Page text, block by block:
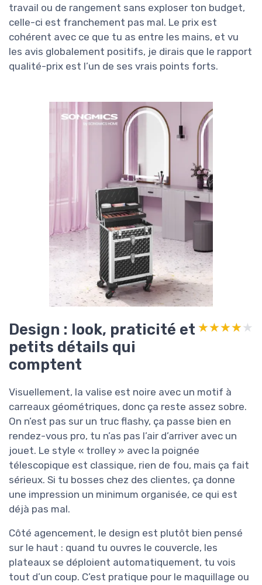
travail ou de rangement sans exploser ton budget,
celle-ci est franchement pas mal. Le prix est
cohérent avec ce que tu as entre les mains, et vu
les avis globalement positifs, je dirais que le rapport
qualité-prix est l’un de ses vrais points forts.
Design : look, praticité et
petits détails qui
comptent
★★★★★
★★★★★
Visuellement, la valise est noire avec un motif à
carreaux géométriques, donc ça reste assez sobre.
On n’est pas sur un truc flashy, ça passe bien en
rendez-vous pro, tu n’as pas l’air d’arriver avec un
jouet. Le style « trolley » avec la poignée
télescopique est classique, rien de fou, mais ça fait
sérieux. Si tu bosses chez des clientes, ça donne
une impression un minimum organisée, ce qui est
déjà pas mal.
Côté agencement, le design est plutôt bien pensé
sur le haut : quand tu ouvres le couvercle, les
plateaux se déploient automatiquement, tu vois
tout d’un coup. C’est pratique pour le maquillage ou